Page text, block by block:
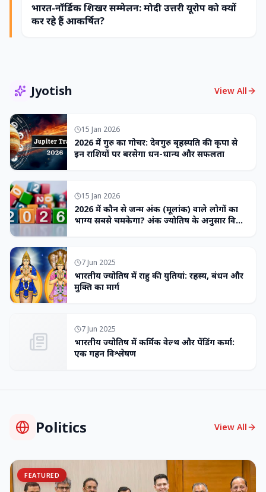
भारत-नॉर्डिक शिखर सम्मेलन: मोदी उत्तरी यूरोप को क्यों
कर रहे हैं आकर्षित?
Jyotish View All
15 Jan 2026
2026 में गुरु का गोचर: देवगुरु बृहस्पति की कृपा से
इन राशियों पर बरसेगा धन-धान्य और सफलता
15 Jan 2026
2026 में कौन से जन्म अंक (मूलांक) वाले लोगों का
भाग्य सबसे चमकेगा? अंक ज्योतिष के अनुसार विशेष
7 Jun 2025
भारतीय ज्योतिष में राहु की युतियां: रहस्य, बंधन और
मुक्ति का मार्ग
7 Jun 2025
भारतीय ज्योतिष में कर्मिक वेल्थ और पेंडिंग कर्मा:
एक गहन विश्लेषण
Politics View All
FEATURED